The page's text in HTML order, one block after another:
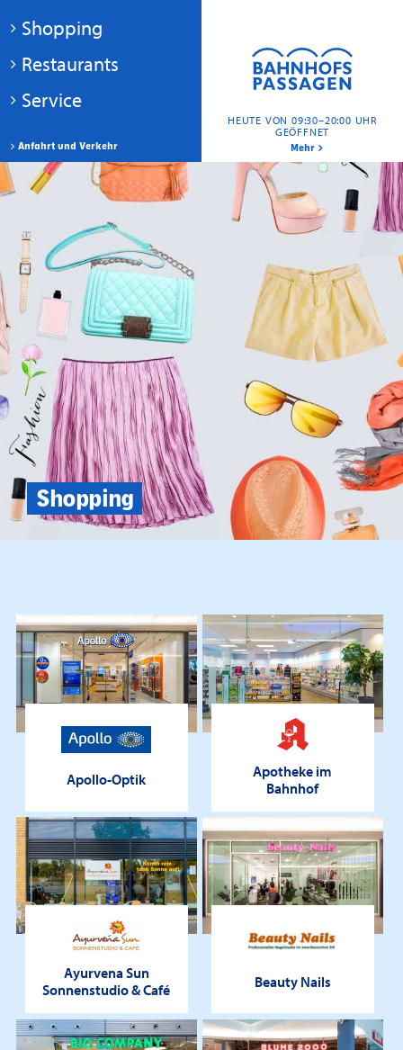
HEUTE VON 09:30–20:00 UHR
GEÖFFNET
Mehr
Anfahrt und Verkehr
Shopping
Restaurants
Service
Shopping
Apollo-Optik
Apotheke im
Bahnhof
Ayurvena Sun
Sonnenstudio & Café
Beauty Nails